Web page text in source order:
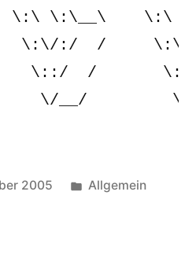
\:\ \:\__\    \:\
\:\/:/  /
\::/  /
2005
Veröffentlicht
Allgemein